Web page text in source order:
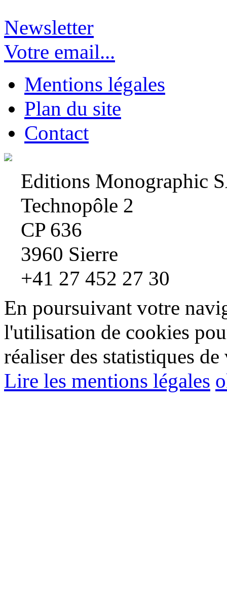
Newsletter
Votre email...
Mentions légales
Plan du site
Contact
Editions Monographic
Technopôle 2
CP 636
3960 Sierre
+41 27 452 27 30
En poursuivant votre
l'utilisation de cookies
réaliser des statistiques de
Lire les mentions légales